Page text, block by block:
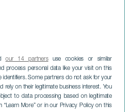
our 14 partnersuse cookies or similar
process personal data like your visit on this
identifiers. Some partners do not ask for your
rely on their legitimate business interest. You
to data processing based on legitimate
More” or in our Privacy Policy on this
-